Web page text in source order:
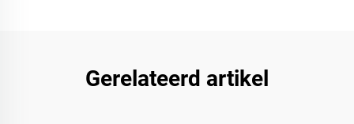
Gerelateerd artikel